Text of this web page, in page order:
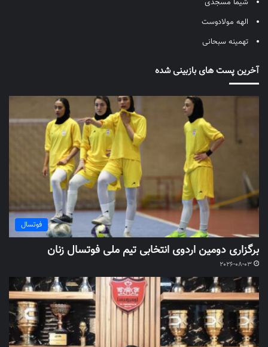
الهه مولادوست
تهمینه سبحانی
آخرین پست های بازبینی شده
فوتسال
برگزاری دومین اردوی انتخابی تیم ملی فوتسال زنان
2026-08-03